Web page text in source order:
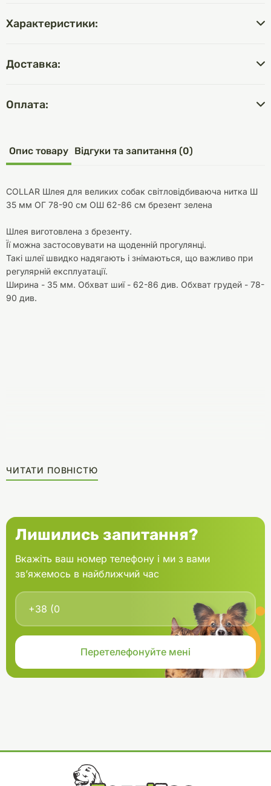
Характеристики:
Доставка:
Оплата:
Опис товару Відгуки та запитання (0)
COLLAR Шлея для великих собак світловідбиваюча нитка Ш
35 мм ОГ 78-90 см ОШ 62-86 см брезент зелена
Шлея виготовлена з брезенту.
Її можна застосовувати на щоденній прогулянці.
Такі шлеї швидко надягають і знімаються, що важливо при
регулярній експлуатації.
Ширина - 35 мм. Обхват шиї - 62-86 див. Обхват грудей - 78-
90 див.
ЧИТАТИ ПОВНІСТЮ
Лишились запитання?
Вкажіть ваш номер телефону і ми з вами
зв’яжемось в найближчий час